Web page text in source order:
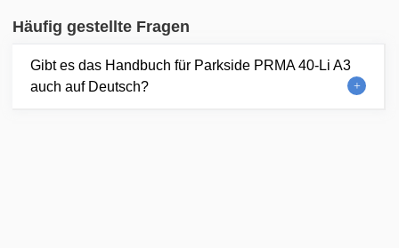
Häufig gestellte Fragen
Gibt es das Handbuch für Parkside PRMA 40-Li A3
auch auf Deutsch?